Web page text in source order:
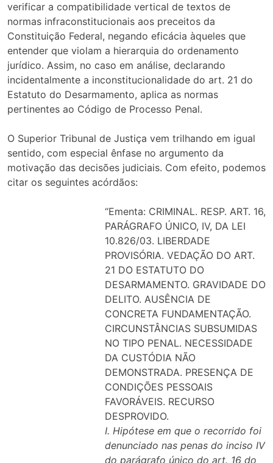
verificar a compatibilidade vertical de textos de
normas infraconstitucionais aos preceitos da
Constituição Federal, negando eficácia àqueles que
entender que violam a hierarquia do ordenamento
jurídico. Assim, no caso em análise, declarando
incidentalmente a inconstitucionalidade do art. 21 do
Estatuto do Desarmamento, aplica as normas
pertinentes ao Código de Processo Penal.
O Superior Tribunal de Justiça vem trilhando em igual
sentido, com especial ênfase no argumento da
motivação das decisões judiciais. Com efeito, podemos
citar os seguintes acórdãos:
“Ementa: CRIMINAL. RESP. ART. 16,
PARÁGRAFO ÚNICO, IV, DA LEI
10.826/03. LIBERDADE
PROVISÓRIA. VEDAÇÃO DO ART.
21 DO ESTATUTO DO
DESARMAMENTO. GRAVIDADE DO
DELITO. AUSÊNCIA DE
CONCRETA FUNDAMENTAÇÃO.
CIRCUNSTÂNCIAS SUBSUMIDAS
NO TIPO PENAL. NECESSIDADE
DA CUSTÓDIA NÃO
DEMONSTRADA. PRESENÇA DE
CONDIÇÕES PESSOAIS
FAVORÁVEIS. RECURSO
DESPROVIDO.
I. Hipótese em que o recorrido foi
denunciado nas penas do inciso IV
do parágrafo único do art. 16 do